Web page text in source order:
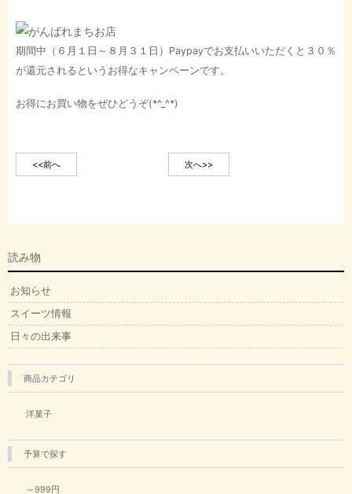
期間中（６月１日～８月３１日）Paypayでお支払いいただくと３０％
が還元されるというお得なキャンペーンです。
お得にお買い物をぜひどうぞ(*^_^*)
<<前へ 次へ>>
読み物
お知らせ
スイーツ情報
日々の出来事
商品カテゴリ
洋菓子
予算で探す
～999円